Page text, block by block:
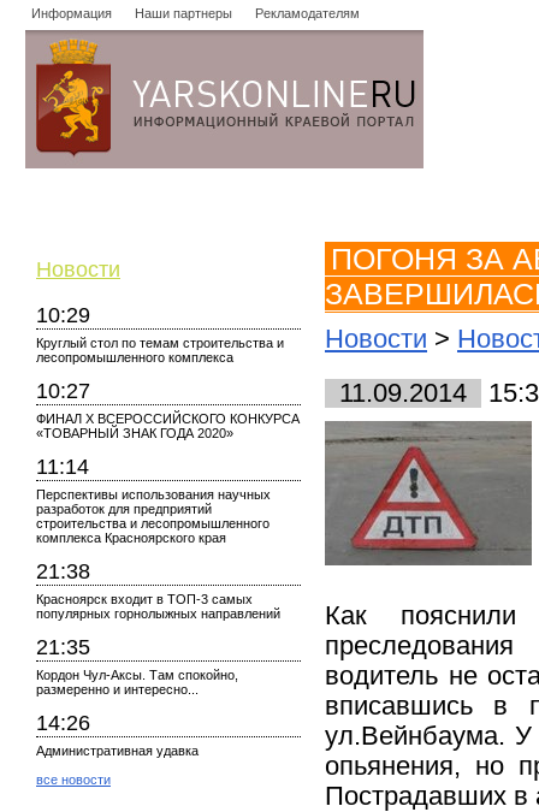
Информация Наши партнеры Рекламодателям
Новости
10:29
Круглый стол по темам строительства и
лесопромышленного комплекса
10:27
ФИНАЛ X ВСЕРОССИЙСКОГО КОНКУРСА
«ТОВАРНЫЙ ЗНАК ГОДА 2020»
11:14
Перспективы использования научных
разработок для предприятий
строительства и лесопромышленного
комплекса Красноярского края
21:38
Красноярск входит в ТОП-3 самых
популярных горнолыжных направлений
21:35
Кордон Чул-Аксы. Там спокойно,
размеренно и интересно...
14:26
Административная удавка
все новости
ПОГОНЯ ЗА
Новости >
11.09.2014
Как
водитель не
вписавшись в
ул.Вейнбаума. У
опьянения, но
Пострадавших в